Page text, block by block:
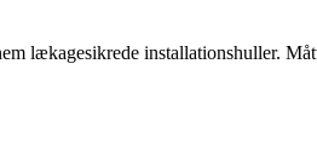
lækagesikrede installationshuller.